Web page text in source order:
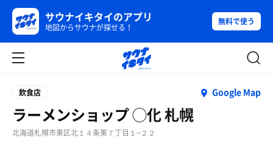
サウナイキタイのアプリ
地図からサウナが探せる！
無料で使う
飲食店 Google Map
ラーメンショップ ◯化 札幌
北海道札幌市東区北１４条東７丁目１−２２